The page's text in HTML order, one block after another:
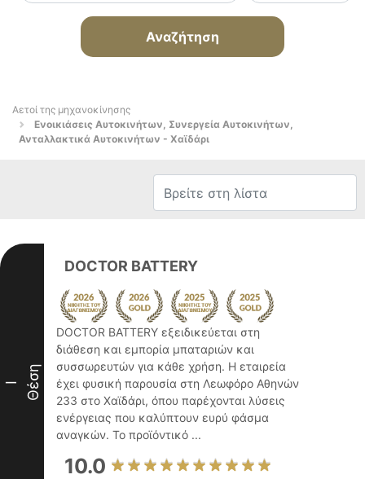
Αναζήτηση
Αετοί της μηχανοκίνησης
Ενοικιάσεις Αυτοκινήτων, Συνεργεία Αυτοκινήτων,
Ανταλλακτικά Αυτοκινήτων - Χαϊδάρι
I Θέση
DOCTOR BATTERY
DOCTOR BATTERY εξειδικεύεται στη
διάθεση και εμπορία μπαταριών και
συσσωρευτών για κάθε χρήση. Η εταιρεία
έχει φυσική παρουσία στη Λεωφόρο Αθηνών
233 στο Χαϊδάρι, όπου παρέχονται λύσεις
ενέργειας που καλύπτουν ευρύ φάσμα
αναγκών. Το προϊόντικό ...
10.0